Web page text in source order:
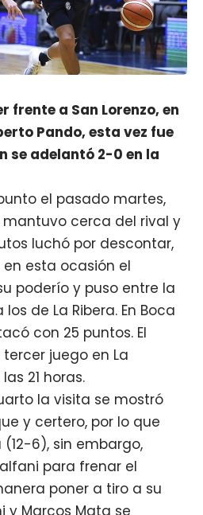
frente a San Lorenzo, en
Pando, esta vez fue
se adelantó 2-0 en la
el pasado martes,
mantuvo cerca del rival y
luchó por descontar,
esta ocasión el
poderío y puso entre la
de La Ribera. En Boca
con 25 puntos. El
juego en La
21 horas.
la visita se mostró
y certero, por lo que
6), sin embargo,
para frenar el
poner a tiro a su
y Marcos Mata se